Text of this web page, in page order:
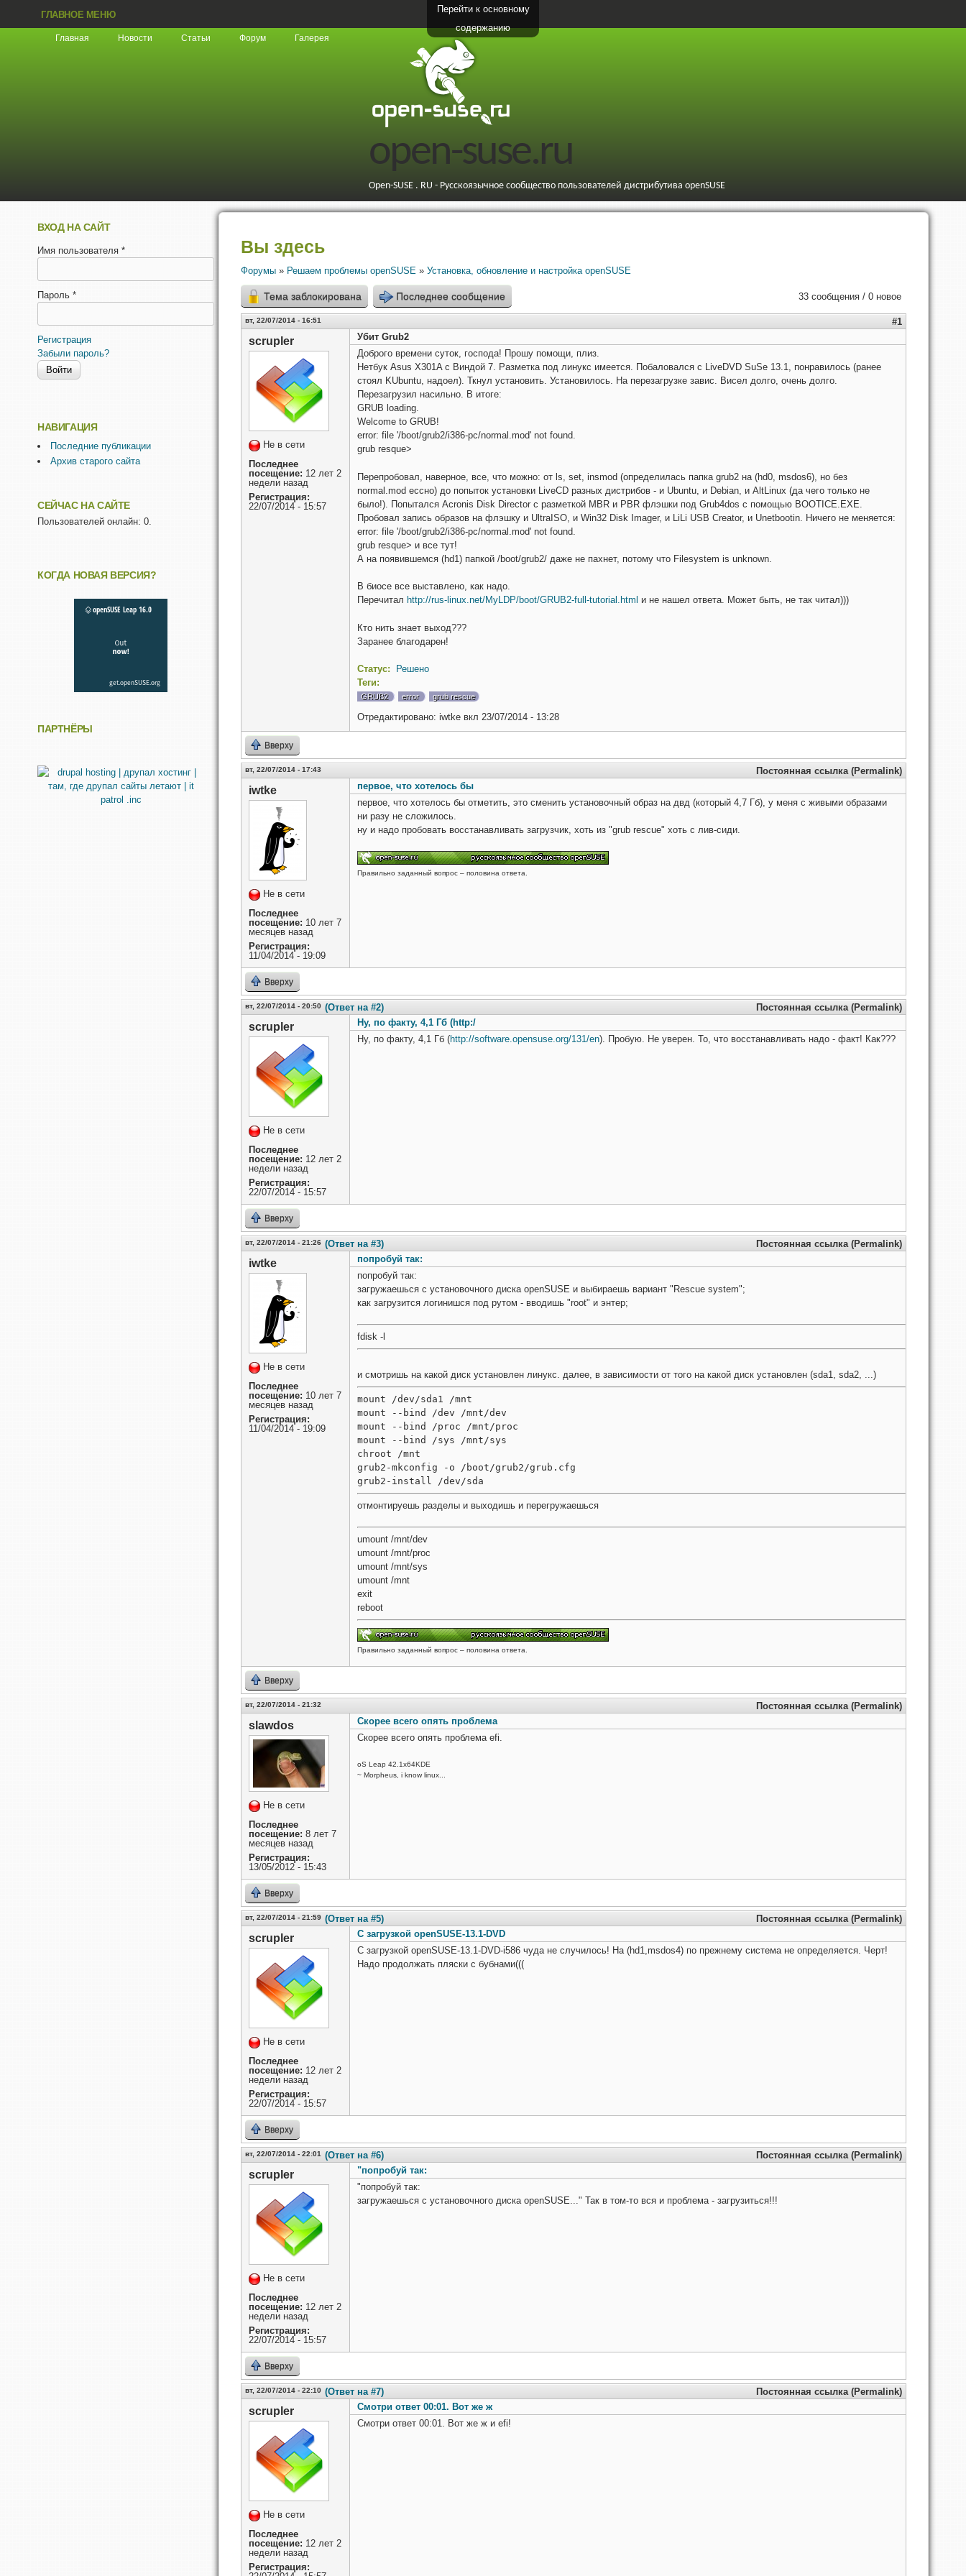
Перейти к основному
содержанию
ГЛАВНОЕ МЕНЮ
Главная Новости Статьи Форум Галерея
open-suse.ru
Open-SUSE . RU - Русскоязычное сообщество пользователей дистрибутива openSUSE
Вы здесь
Форумы » Решаем проблемы openSUSE » Установка, обновление и настройка openSUSE
33 сообщения / 0 новое
Тема заблокирована Последнее сообщение
вт, 22/07/2014 - 16:51 #1
scrupler
Не в сети
Последнее
посещение: 12 лет 2
недели назад
Регистрация:
22/07/2014 - 15:57
Убит Grub2
Доброго времени суток, господа! Прошу помощи, плиз.
Нетбук Asus X301A с Виндой 7. Разметка под линукс имеется. Побаловался с LiveDVD SuSe 13.1, понравилось (ранее
стоял KUbuntu, надоел). Ткнул установить. Установилось. На перезагрузке завис. Висел долго, очень долго.
Перезагрузил насильно. В итоге:
GRUB loading.
Welcome to GRUB!
error: file '/boot/grub2/i386-pc/normal.mod' not found.
grub resque>
Перепробовал, наверное, все, что можно: от ls, set, insmod (определилась папка grub2 на (hd0, msdos6), но без
normal.mod ессно) до попыток установки LiveCD разных дистрибов - и Ubuntu, и Debian, и AltLinux (да чего только не
было!). Попытался Acronis Disk Director с разметкой MBR и PBR флэшки под Grub4dos с помощью BOOTICE.EXE.
Пробовал запись образов на флэшку и UltraISO, и Win32 Disk Imager, и LiLi USB Creator, и Unetbootin. Ничего не меняется:
error: file '/boot/grub2/i386-pc/normal.mod' not found.
grub resque> и все тут!
А на появившемся (hd1) папкой /boot/grub2/ даже не пахнет, потому что Filesystem is unknown.
В биосе все выставлено, как надо.
Перечитал http://rus-linux.net/MyLDP/boot/GRUB2-full-tutorial.html и не нашел ответа. Может быть, не так читал)))
Кто нить знает выход???
Заранее благодарен!
Статус:
Решено
Теги:
GRUB2 error grub rescue
Отредактировано: iwtke вкл 23/07/2014 - 13:28
Вверху
вт, 22/07/2014 - 17:43 Постоянная ссылка (Permalink)
iwtke
Не в сети
Последнее
посещение: 10 лет 7
месяцев назад
Регистрация:
11/04/2014 - 19:09
первое, что хотелось бы
первое, что хотелось бы отметить, это сменить установочный образ на двд (который 4,7 Гб), у меня с живыми образами
ни разу не сложилось.
ну и надо пробовать восстанавливать загрузчик, хоть из "grub rescue" хоть с лив-сиди.
Правильно заданный вопрос – половина ответа.
Вверху
вт, 22/07/2014 - 20:50 (Ответ на #2) Постоянная ссылка (Permalink)
scrupler
Не в сети
Последнее
посещение: 12 лет 2
недели назад
Регистрация:
22/07/2014 - 15:57
Ну, по факту, 4,1 Гб (http:/
Ну, по факту, 4,1 Гб (http://software.opensuse.org/131/en). Пробую. Не уверен. То, что восстанавливать надо - факт! Как???
Вверху
вт, 22/07/2014 - 21:26 (Ответ на #3) Постоянная ссылка (Permalink)
iwtke
Не в сети
Последнее
посещение: 10 лет 7
месяцев назад
Регистрация:
11/04/2014 - 19:09
попробуй так:
попробуй так:
загружаешься с установочного диска openSUSE и выбираешь вариант "Rescue system";
как загрузится логинишся под рутом - вводишь "root" и энтер;
fdisk -l
и смотришь на какой диск установлен линукс. далее, в зависимости от того на какой диск установлен (sda1, sda2, ...)
mount /dev/sda1 /mnt
mount --bind /dev /mnt/dev
mount --bind /proc /mnt/proc
mount --bind /sys /mnt/sys
chroot /mnt
grub2-mkconfig -o /boot/grub2/grub.cfg
grub2-install /dev/sda
отмонтируешь разделы и выходишь и перегружаешься
umount /mnt/dev
umount /mnt/proc
umount /mnt/sys
umount /mnt
exit
reboot
Правильно заданный вопрос – половина ответа.
Вверху
вт, 22/07/2014 - 21:32 Постоянная ссылка (Permalink)
slawdos
Не в сети
Последнее
посещение: 8 лет 7
месяцев назад
Регистрация:
13/05/2012 - 15:43
Скорее всего опять проблема
Скорее всего опять проблема efi.
oS Leap 42.1x64KDE
~ Morpheus, i know linux...
Вверху
вт, 22/07/2014 - 21:59 (Ответ на #5) Постоянная ссылка (Permalink)
scrupler
Не в сети
Последнее
посещение: 12 лет 2
недели назад
Регистрация:
22/07/2014 - 15:57
С загрузкой openSUSE-13.1-DVD
С загрузкой openSUSE-13.1-DVD-i586 чуда не случилось! На (hd1,msdos4) по прежнему система не определяется. Черт!
Надо продолжать пляски с бубнами(((
Вверху
вт, 22/07/2014 - 22:01 (Ответ на #6) Постоянная ссылка (Permalink)
scrupler
Не в сети
Последнее
посещение: 12 лет 2
недели назад
Регистрация:
22/07/2014 - 15:57
"попробуй так:
"попробуй так:
загружаешься с установочного диска openSUSE..." Так в том-то вся и проблема - загрузиться!!!
Вверху
вт, 22/07/2014 - 22:10 (Ответ на #7) Постоянная ссылка (Permalink)
scrupler
Не в сети
Последнее
посещение: 12 лет 2
недели назад
Регистрация:
Смотри ответ 00:01. Вот же ж
Смотри ответ 00:01. Вот же ж и efi!
ВХОД НА САЙТ
Имя пользователя *
Пароль *
Регистрация
Забыли пароль?
НАВИГАЦИЯ
Последние публикации
Архив старого сайта
СЕЙЧАС НА САЙТЕ
Пользователей онлайн: 0.
КОГДА НОВАЯ ВЕРСИЯ?
ПАРТНЁРЫ